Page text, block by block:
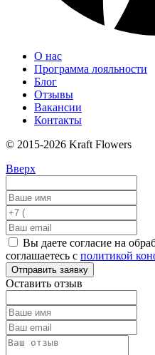
О нас
Программа лояльности
Блог
Отзывы
Вакансии
Контакты
© 2015-2026 Kraft Flowers
Вверх
Вы даете согласие на
соглашаетесь с политикой
Отправить заявку
Оставить отзыв